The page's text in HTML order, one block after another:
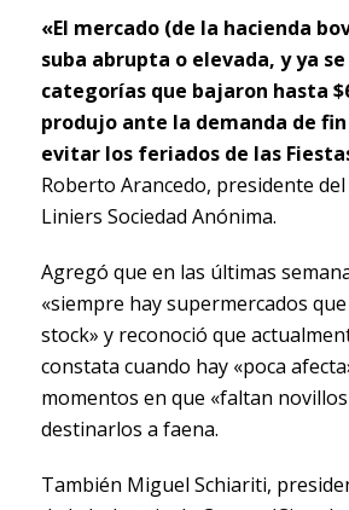
«El mercado (de la hacienda
suba abrupta o elevada, y ya
categorías que bajaron hasta
produjo ante la demanda de
evitar los feriados de las
Roberto Arancedo, presidente
Liniers Sociedad Anónima.
Agregó que en las últimas
«siempre hay supermercados
stock» y reconoció que
constata cuando hay «poca
momentos en que «faltan
destinarlos a faena.
También Miguel Schiariti,